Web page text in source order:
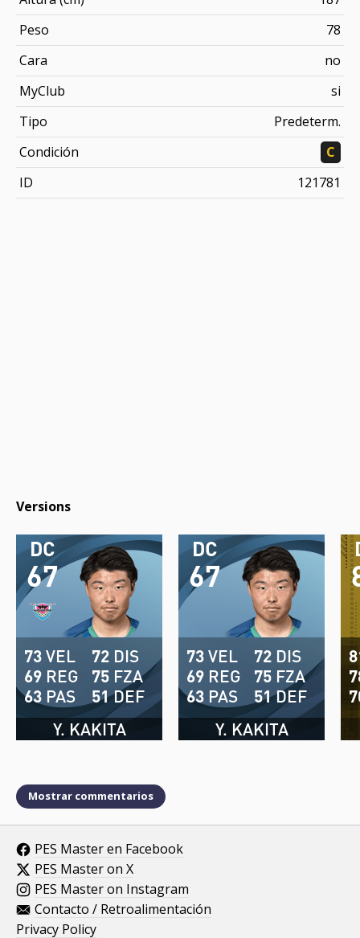
Peso
78
Cara
no
MyClub
si
Tipo
Predeterm.
Condición
C
ID
121781
Versions
67
DC
Y. KAKITA
73VEL
69 REG
63 PAS
72 DIS
75 FZA
51DEF
67
DC
Y. KAKITA
73VEL
69 REG
63 PAS
72 DIS
75 FZA
51DEF
Mostrar commentarios
PES Master en Facebook
PES Master on X
PES Master on Instagram
Contacto / Retroalimentación
Privacy Policy